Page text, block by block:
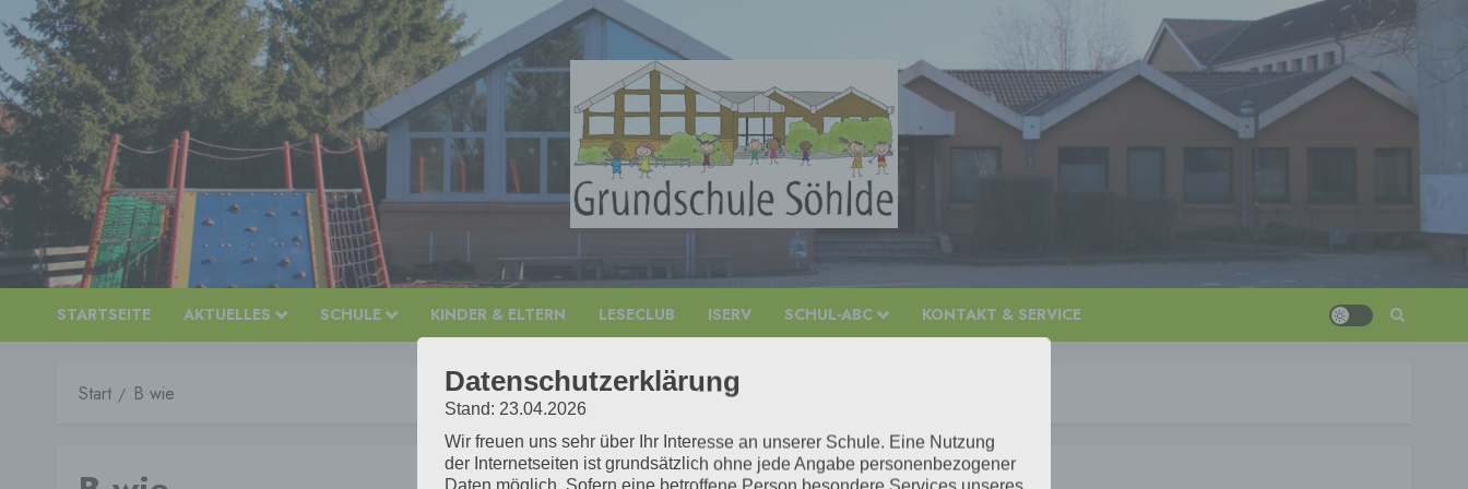
Zum
Inhalt
springen
STARTSEITE AKTUELLES SCHULE KINDER & ELTERN LESECLUB ISERV SCHUL-ABC KONTAKT & SERVICE
Start B wie Datenschutzerklärung
Stand: 23.04.2026
Wir freuen uns sehr über Ihr Interesse an unserer Schule. Eine Nutzung
der Internetseiten ist grundsätzlich ohne jede Angabe personenbezogener
Daten möglich. Sofern eine betroffene Person besondere Services unseres